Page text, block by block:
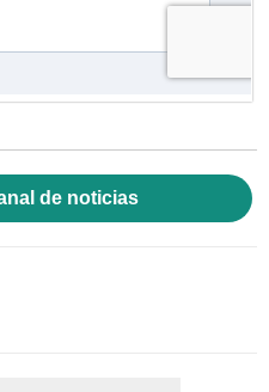
de noticias